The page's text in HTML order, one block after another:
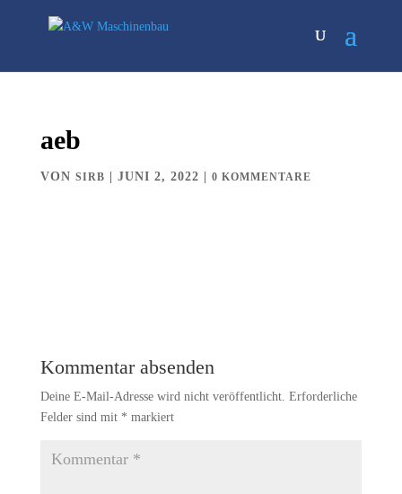
aeb
VON SIRB JUNI 2, 2022 0 KOMMENTARE
Kommentar absenden
Deine E-Mail-Adresse wird nicht veröffentlicht. Erforderliche
Felder sind mit * markiert